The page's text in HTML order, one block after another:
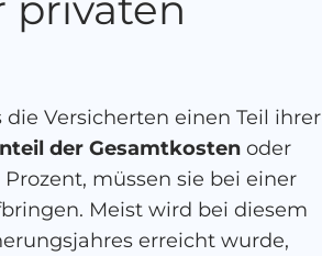
Versicherten einen Teil ihrer
der Gesamtkosten oder
müssen sie bei einer
Meist wird bei diesem
erreicht wurde,